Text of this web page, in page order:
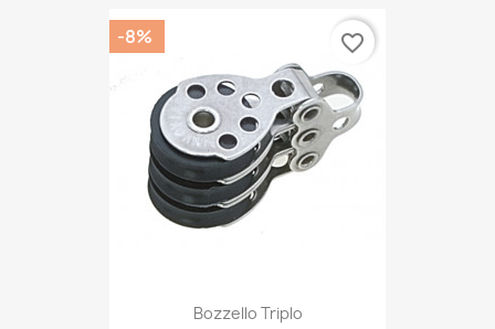
Bozzello Triplo
-8% favorite_border